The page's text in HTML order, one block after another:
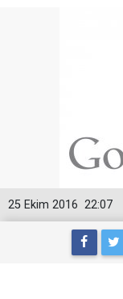
22:07
25 Ekim 2016